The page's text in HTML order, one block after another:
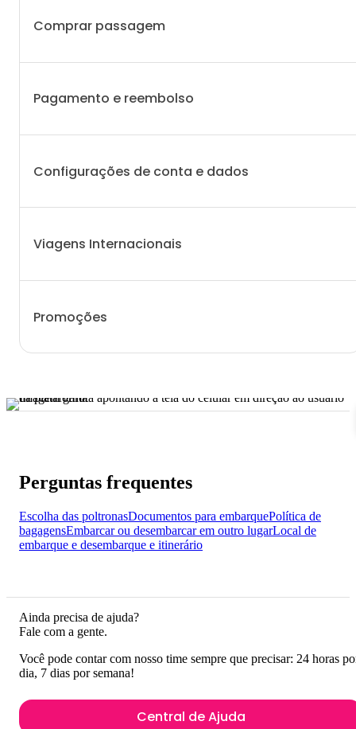
Comprar passagem
Pagamento e reembolso
Configurações de conta e dados
Viagens Internacionais
Promoções
Perguntas frequentes
Escolha das poltronasDocumentos para embarquePolítica de
bagagensEmbarcar ou desembarcar em outro lugarLocal de
embarque e desembarque e itinerário
Ainda precisa de ajuda?
Fale com a gente.
Você pode contar com nosso time sempre que precisar: 24 horas
dia, 7 dias por semana!
Central de Ajuda